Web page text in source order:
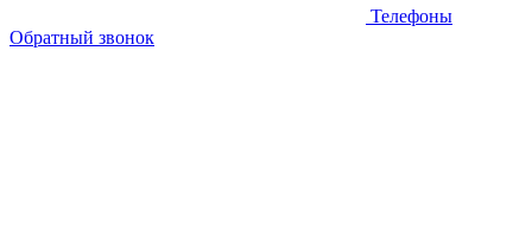
Телефоны
Обратный звонок